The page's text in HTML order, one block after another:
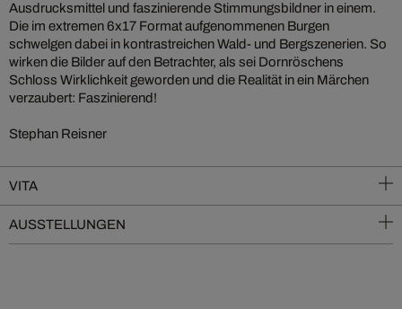
Ausdrucksmittel und faszinierende Stimmungsbildner in einem.
Die im extremen 6x17 Format aufgenommenen Burgen
schwelgen dabei in kontrastreichen Wald- und Bergszenerien. So
wirken die Bilder auf den Betrachter, als sei Dornröschens
Schloss Wirklichkeit geworden und die Realität in ein Märchen
verzaubert: Faszinierend!
Stephan Reisner
VITA
AUSSTELLUNGEN